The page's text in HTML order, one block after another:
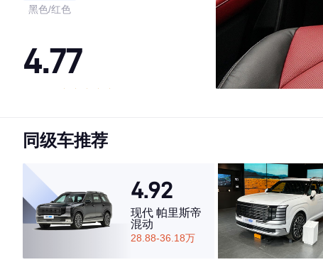
黑色/红色
4.77
·内饰表现一般，低于65%同级车
·空间表现较为优秀，优于55%同级车
同级车推荐
4.92
现代 帕里斯帝
混动
28.88-36.18万